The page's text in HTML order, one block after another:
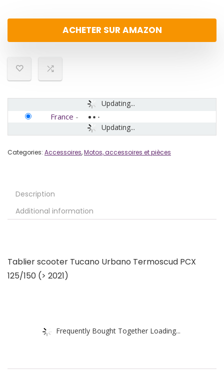
ACHETER SUR AMAZON
Updating...
Updating...
France -
Categories: Accessoires,Motos, accessoires et pièces
Description
Additional information
Tablier scooter Tucano Urbano Termoscud PCX
125/150 (> 2021)
Frequently Bought Together Loading...